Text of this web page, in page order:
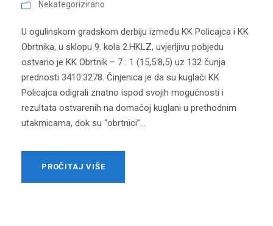
Nekategorizirano
U ogulinskom gradskom derbiju između KK Policajca i KK
Obrtnika, u sklopu 9. kola 2.HKLZ, uvjerljivu pobjedu
ostvario je KK Obrtnik – 7 : 1 (15,5:8,5) uz 132 čunja
prednosti 3410:3278. Činjenica je da su kuglači KK
Policajca odigrali znatno ispod svojih mogućnosti i
rezultata ostvarenih na domaćoj kuglani u prethodnim
utakmicama, dok su “obrtnici”...
PROČITAJ VIŠE